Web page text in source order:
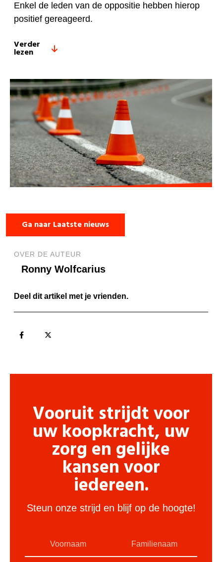
Enkel de leden van de oppositie hebben hierop
positief gereageerd.
Verder
lezen
Ga naar Laatste nieuws
OVER DE AUTEUR
Ronny Wolfcarius
Deel dit artikel met je vrienden.
Vooruit strijdt voor
uw koopkracht, uw
zorg en gelijke
kansen voor
iedereen.
Steun onze strijd en blijf op de hoogte!